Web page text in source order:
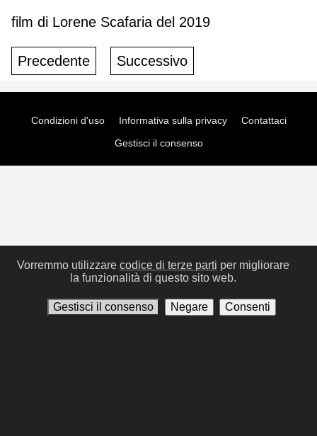
film di Lorene Scafaria del 2019
Precedente Successivo
Condizioni d'uso Informativa sulla privacy
Contattaci
Gestisci il consenso
Vorremmo utilizzare codice di terze parti per migliorare
la funzionalità di questo sito web.
Gestisci il consenso Negare Consenti